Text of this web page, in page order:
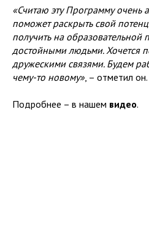
«Считаю эту Программу очень
поможет раскрыть свой
получить на
достойными людьми. Хочется
дружескими связями. Будем
чему-то новому» , – отметил он.
Подробнее – в нашем видео.